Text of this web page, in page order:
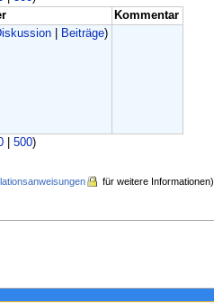
Kommentar
Beiträge)
| 500)
für weitere Informationen)